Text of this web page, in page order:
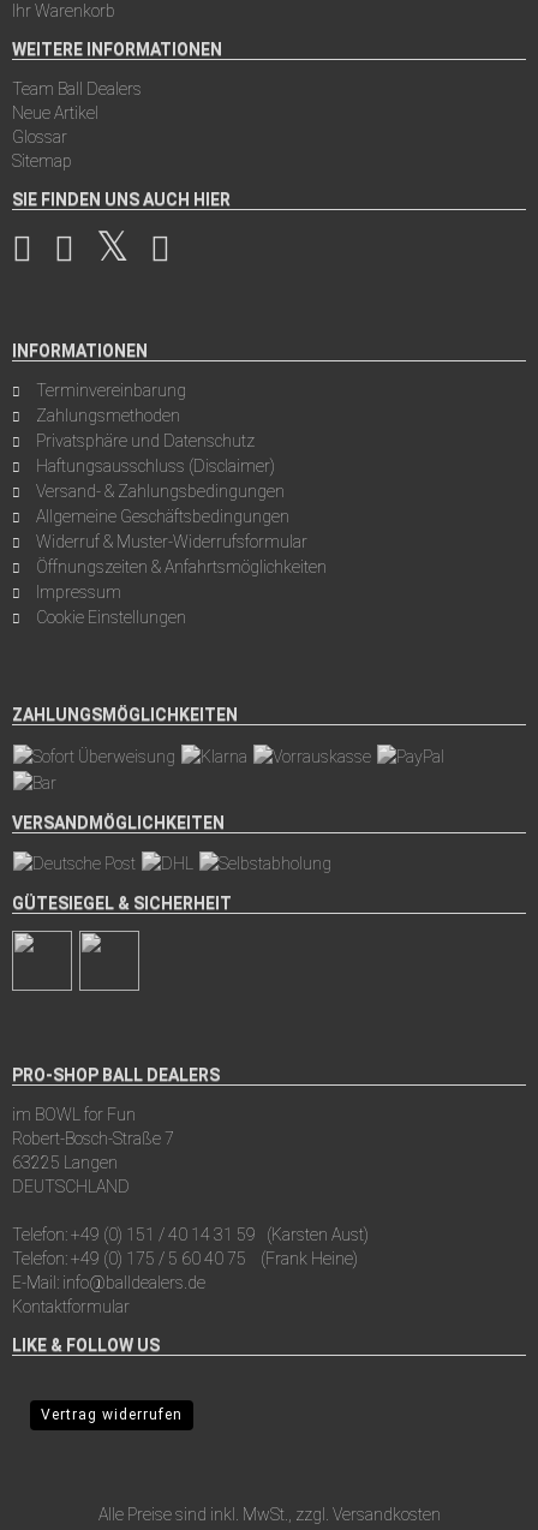
Ihr Warenkorb
WEITERE INFORMATIONEN
Team Ball Dealers
Neue Artikel
Glossar
Sitemap
SIE FINDEN UNS AUCH HIER
INFORMATIONEN
Terminvereinbarung
Zahlungsmethoden
Privatsphäre und Datenschutz
Haftungsausschluss (Disclaimer)
Versand- & Zahlungsbedingungen
Allgemeine Geschäftsbedingungen
Widerruf & Muster-Widerrufsformular
Öffnungszeiten & Anfahrtsmöglichkeiten
Impressum
Cookie Einstellungen
ZAHLUNGSMÖGLICHKEITEN
VERSANDMÖGLICHKEITEN
GÜTESIEGEL & SICHERHEIT
PRO-SHOP BALL DEALERS
im BOWL for Fun
Robert-Bosch-Straße 7
63225 Langen
DEUTSCHLAND
Telefon:+49 (0) 151 / 40 14 31 59
(Karsten Aust)
Telefon:+49 (0) 175 / 5 60 40 75
(Frank Heine)
E-Mail: info@balldealers.de
Kontaktformular
LIKE & FOLLOW US
Vertrag widerrufen
Alle Preise sind inkl. MwSt., zzgl. Versandkosten